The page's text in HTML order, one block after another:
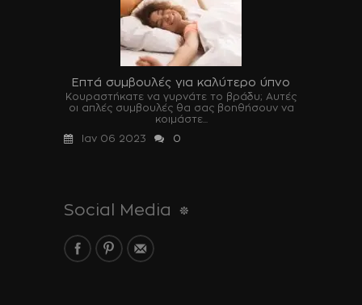
Επτά συμβουλές για καλύτερο ύπνο
Κουραστήκατε να γυρνάτε το βράδυ; Αυτές
οι απλές συμβουλές θα σας βοηθήσουν να
κοιμάστε...
Ιαν 06 2023
0
Social Media